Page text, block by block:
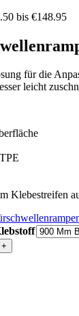
bis €148.95
für die
leicht
Klebestreifen
+